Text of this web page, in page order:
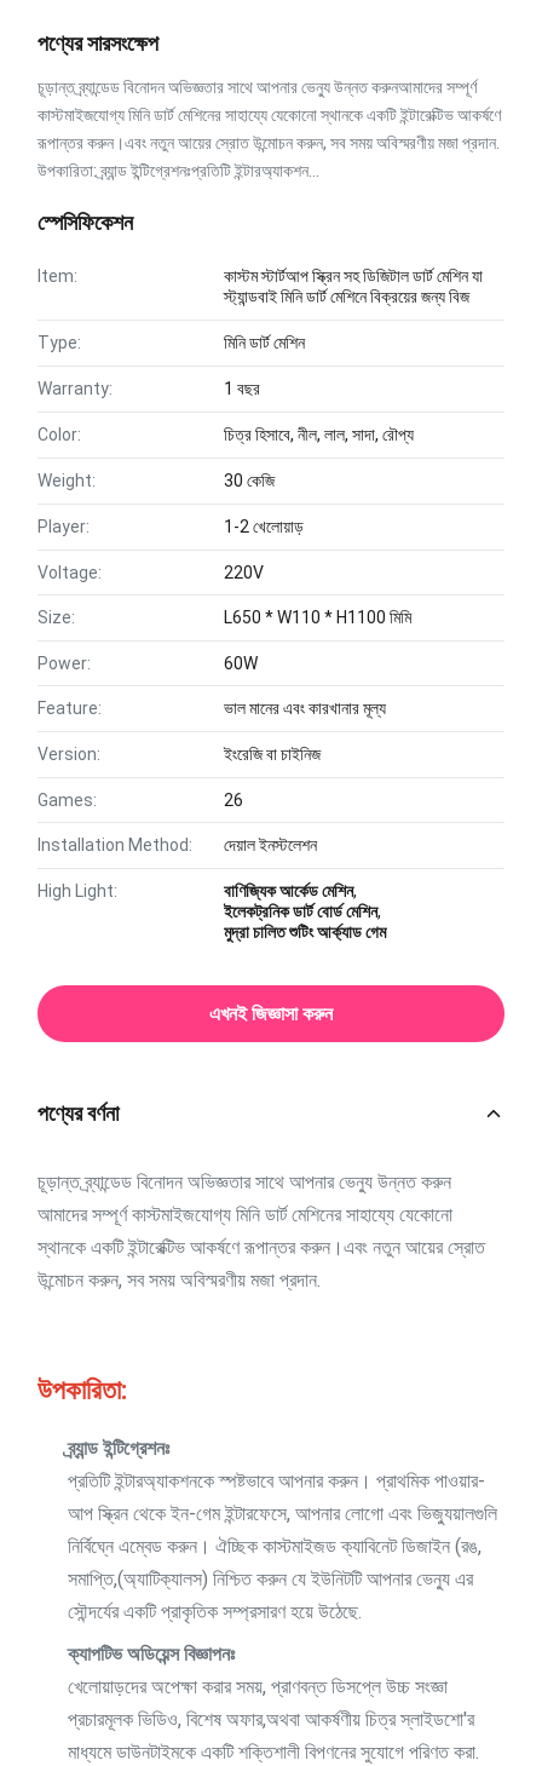
পণ্যের সারসংক্ষেপ
চূড়ান্ত ব্র্যান্ডেড বিনোদন অভিজ্ঞতার সাথে আপনার ভেন্যু উন্নত করুনআমাদের সম্পূর্ণ
কাস্টমাইজযোগ্য মিনি ডার্ট মেশিনের সাহায্যে যেকোনো স্থানকে একটি ইন্টারেক্টিভ আকর্ষণে
রূপান্তর করুন।এবং নতুন আয়ের স্রোত উন্মোচন করুন, সব সময় অবিস্মরণীয় মজা প্রদান.
উপকারিতা: ব্র্যান্ড ইন্টিগ্রেশনঃপ্রতিটি ইন্টারঅ্যাকশন...
স্পেসিফিকেশন
Item:
কাস্টম স্টার্টআপ স্ক্রিন সহ ডিজিটাল ডার্ট মেশিন যা
স্ট্যান্ডবাই মিনি ডার্ট মেশিনে বিক্রয়ের জন্য বিজ
Type: মিনি ডার্ট মেশিন
Warranty: 1 বছর
Color: চিত্র হিসাবে, নীল, লাল, সাদা, রৌপ্য
Weight: 30 কেজি
Player: 1-2 খেলোয়াড়
Voltage: 220V
Size: L650 * W110 * H1100 মিমি
Power: 60W
Feature: ভাল মানের এবং কারখানার মূল্য
Version: ইংরেজি বা চাইনিজ
Games: 26
Installation Method: দেয়াল ইনস্টলেশন
High Light: বাণিজ্যিক আর্কেড মেশিন,
ইলেকট্রনিক ডার্ট বোর্ড মেশিন,
মুদ্রা চালিত শুটিং আর্ক্যাড গেম
এখনই জিজ্ঞাসা করুন
পণ্যের বর্ণনা
চূড়ান্ত ব্র্যান্ডেড বিনোদন অভিজ্ঞতার সাথে আপনার ভেন্যু উন্নত করুন
আমাদের সম্পূর্ণ কাস্টমাইজযোগ্য মিনি ডার্ট মেশিনের সাহায্যে যেকোনো
স্থানকে একটি ইন্টারেক্টিভ আকর্ষণে রূপান্তর করুন।এবং নতুন আয়ের স্রোত
উন্মোচন করুন, সব সময় অবিস্মরণীয় মজা প্রদান.
উপকারিতা:
ব্র্যান্ড ইন্টিগ্রেশনঃ
প্রতিটি ইন্টারঅ্যাকশনকে স্পষ্টভাবে আপনার করুন। প্রাথমিক পাওয়ার-
আপ স্ক্রিন থেকে ইন-গেম ইন্টারফেসে, আপনার লোগো এবং ভিজ্যুয়ালগুলি
নির্বিঘ্নে এম্বেড করুন। ঐচ্ছিক কাস্টমাইজড ক্যাবিনেট ডিজাইন (রঙ,
সমাপ্তি,(অ্যাটিক্যালস) নিশ্চিত করুন যে ইউনিটটি আপনার ভেন্যু এর
সৌন্দর্যের একটি প্রাকৃতিক সম্প্রসারণ হয়ে উঠেছে.
ক্যাপটিভ অডিয়েন্স বিজ্ঞাপনঃ
খেলোয়াড়দের অপেক্ষা করার সময়, প্রাণবন্ত ডিসপ্লে উচ্চ সংজ্ঞা
প্রচারমূলক ভিডিও, বিশেষ অফার,অথবা আকর্ষণীয় চিত্র স্লাইডশো'র
মাধ্যমে ডাউনটাইমকে একটি শক্তিশালী বিপণনের সুযোগে পরিণত করা.